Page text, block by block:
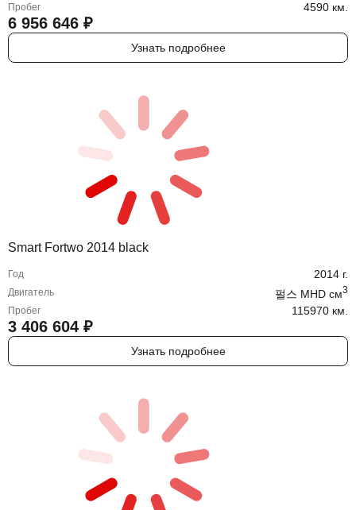
Пробег 4590 км.
6 956 646 ₽
Узнать подробнее
Smart Fortwo 2014 black
Год 2014 г.
Двигатель 펄스 MHD cм3
Пробег 115970 км.
3 406 604 ₽
Узнать подробнее